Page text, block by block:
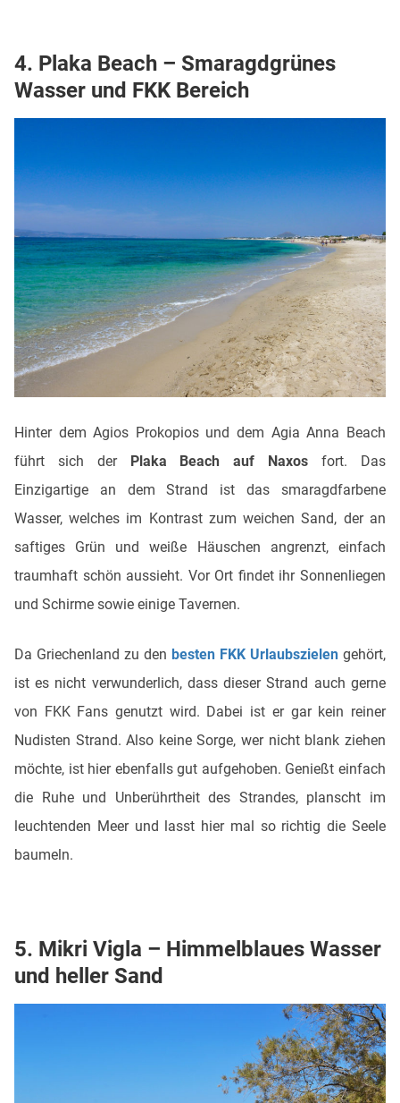
4. Plaka Beach – Smaragdgrünes
Wasser und FKK Bereich
Hinter dem Agios Prokopios und dem Agia Anna Beach
führt sich der Plaka Beach auf Naxos fort. Das
Einzigartige an dem Strand ist das smaragdfarbene
Wasser, welches im Kontrast zum weichen Sand, der an
saftiges Grün und weiße Häuschen angrenzt, einfach
traumhaft schön aussieht. Vor Ort findet ihr Sonnenliegen
und Schirme sowie einige Tavernen.
Da Griechenland zu den besten FKK Urlaubszielengehört,
ist es nicht verwunderlich, dass dieser Strand auch gerne
von FKK Fans genutzt wird. Dabei ist er gar kein reiner
Nudisten Strand. Also keine Sorge, wer nicht blank ziehen
möchte, ist hier ebenfalls gut aufgehoben. Genießt einfach
die Ruhe und Unberührtheit des Strandes, planscht im
leuchtenden Meer und lasst hier mal so richtig die Seele
baumeln.
5. Mikri Vigla – Himmelblaues Wasser
und heller Sand